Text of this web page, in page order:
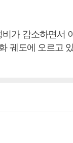
가 감소하면서
궤도에 오르고